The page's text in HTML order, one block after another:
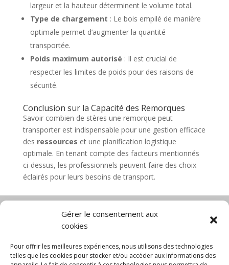
Gérer le consentement aux
cookies
Pour offrir les meilleures expériences, nous utilisons des technologies
telles que les cookies pour stocker et/ou accéder aux informations des
largeur et la hauteur déterminent le volume total.
Type de chargement : Le bois empilé de manière
optimale permet d’augmenter la quantité
transportée.
Poids maximum autorisé : Il est crucial de
respecter les limites de poids pour des raisons de
sécurité.
Conclusion sur la Capacité des Remorques
Savoir combien de stères une remorque peut
transporter est indispensable pour une gestion efficace
des ressources et une planification logistique
optimale. En tenant compte des facteurs mentionnés
ci-dessus, les professionnels peuvent faire des choix
éclairés pour leurs besoins de transport.
Diable électrique
Chariot manutention
CGV
Mentions légales